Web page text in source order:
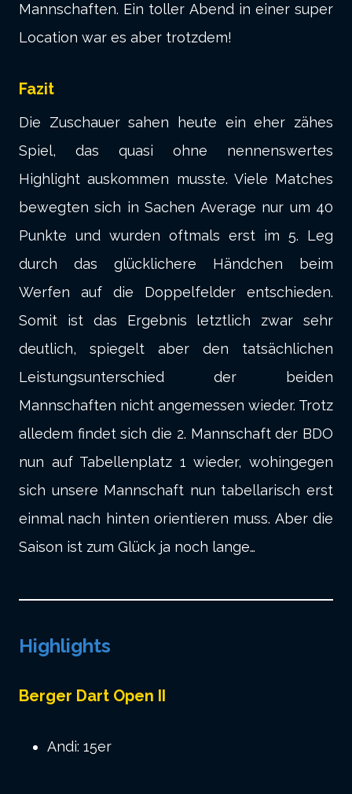
Mannschaften. Ein toller Abend in einer super
Location war es aber trotzdem!
Fazit
Die Zuschauer sahen heute ein eher zähes
Spiel, das quasi ohne nennenswertes
Highlight auskommen musste. Viele Matches
bewegten sich in Sachen Average nur um 40
Punkte und wurden oftmals erst im 5. Leg
durch das glücklichere Händchen beim
Werfen auf die Doppelfelder entschieden.
Somit ist das Ergebnis letztlich zwar sehr
deutlich, spiegelt aber den tatsächlichen
Leistungsunterschied der beiden
Mannschaften nicht angemessen wieder. Trotz
alledem findet sich die 2. Mannschaft der BDO
nun auf Tabellenplatz 1 wieder, wohingegen
sich unsere Mannschaft nun tabellarisch erst
einmal nach hinten orientieren muss. Aber die
Saison ist zum Glück ja noch lange…
Highlights
Berger Dart Open II
Andi: 15er